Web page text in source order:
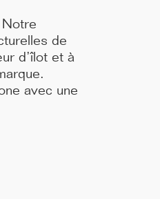
de
d’îlot et à
avec une